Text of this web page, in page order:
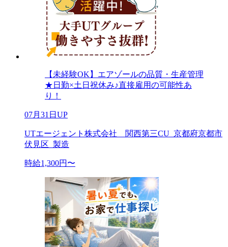
【未経験OK】エアゾールの品質・生産管理
★日勤×土日祝休み♪直接雇用の可能性あ
り！
07月31日UP
UTエージェント株式会社 関西第三CU_京都府京都市
伏見区_製造
時給1,300円〜